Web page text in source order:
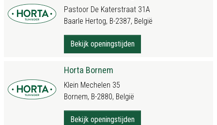
Pastoor De Katerstraat 31A
Baarle Hertog, B-2387, België
Bekijk openingstijden
Horta Bornem
Klein Mechelen 35
Bornem, B-2880, België
Bekijk openingstijden